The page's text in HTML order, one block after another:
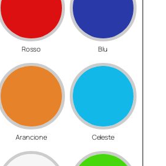
Rosso Blu
Arancione Celeste